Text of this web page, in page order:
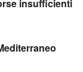
insufficienti